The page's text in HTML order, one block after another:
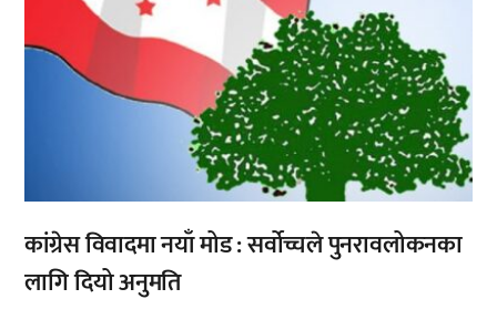
कांग्रेस विवादमा नयाँ मोड : सर्वोच्चले पुनरावलोकनका
लागि दियो अनुमति